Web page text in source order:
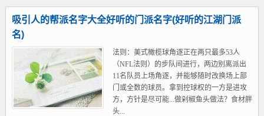
吸引人的帮派名字大全好听的门派名字(好听的江湖门派
名)
法则：美式橄榄球角逐正在两只最多53人
（NFL法则）的步队间进行，两边别离派出
11名队员上场角逐，并能够随时改换场上部
门或全数的球员。拿到控球权的一方是进攻
方，方针是尽可能...做剁椒鱼头做法？食材胖
头...